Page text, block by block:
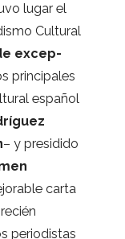
lugar el
Cul­tu­ral
excep­
prin­ci­pa­les
espa­ñol
– y pre­si­dido
carta
perio­dis­tas